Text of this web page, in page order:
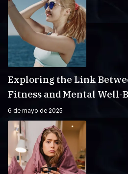
Exploring the Link
Fitness and Mental Well-
6 de mayo de 2025